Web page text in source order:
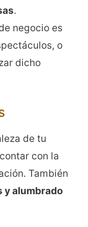
.
negocio es
o
dicho
de tu
con la
También
y alumbrado